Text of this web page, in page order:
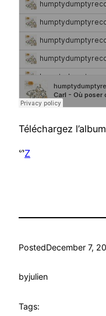
Téléchargez
ᔥZ
PostedDecember 7,
byjulien
Tags: